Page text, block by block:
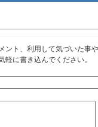
ント、利用して気づいた事
に書き込んでください。